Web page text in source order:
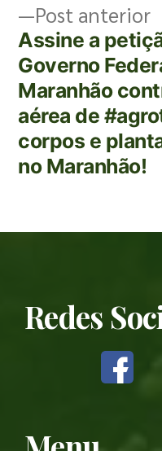
Post anterior
Assine a
Governo
Maranhão
aérea de
corpos e
no Maranhão!
Redes